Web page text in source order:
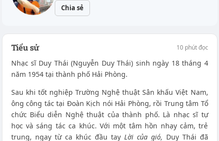
Chia sẻ
Tiểu sử 10 phút đọc
Nhạc sĩ Duy Thái (Nguyễn Duy Thái) sinh ngày 18 tháng 4
năm 1954 tại thành phố Hải Phòng.
Sau khi tốt nghiệp Trường Nghệ thuật Sân khấu Việt Nam,
ông công tác tại Đoàn Kịch nói Hải Phòng, rồi Trung tâm Tổ
chức Biểu diễn Nghệ thuật của thành phố. Là nhạc sĩ tự
học và sáng tác ca khúc. Với một tâm hồn nhạy cảm, trẻ
trung, ngay từ ca khúc đầu tay Lời của gió, Duy Thái đã